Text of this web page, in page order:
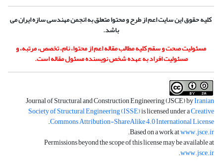
کلیه حقوق این سایت اعم از طرح و محتوا متعلق به انجمن مهندسی سازه ایران می
باشد.
مسئولیت صحت و سقم کلیه مطالب مقاله اعم از محتوا، نام، تخصص، مرتبه، و
مسئولیت افراد به عهده شخص نویسنده مسئول مقاله است.
Journal of Structural and Construction Engineering (JSCE) byIranian
Society of Structural Engineering (ISSE)is licensed under aCreative
Commons Attribution-ShareAlike 4.0 International License
.
Based on a work atwww.jsce.ir
.
Permissions beyond the scope of this license may be available at
www.jsce.ir
.